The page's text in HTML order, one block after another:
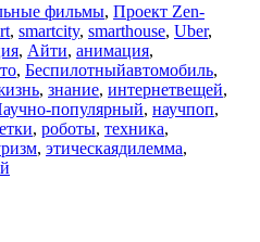
фильмы, Проект Zen-
, smartcity, smarthouse, Uber,
, Айти, анимация,
, Беспилотныйавтомобиль,
, знание, интернетвещей,
популярный, научпоп,
, роботы, техника,
, этическаядилемма,